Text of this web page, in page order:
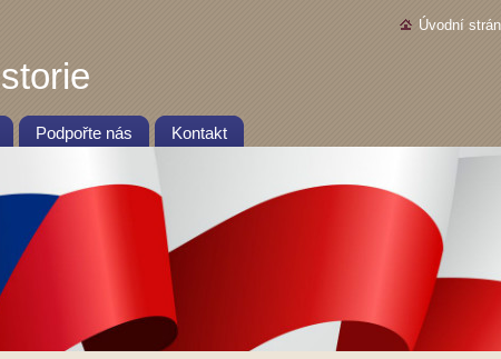
Úvodní
Podpořte nás Kontakt